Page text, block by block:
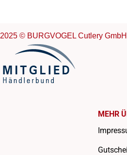
2025 © BURGVOGEL Cutlery
MEHR